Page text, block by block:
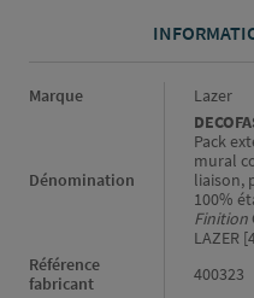
Informations générales
Marque Lazer
Dénomination
Pack
mural
liaison,
100%
Finition
LAZER
Référence
fabricant
400323